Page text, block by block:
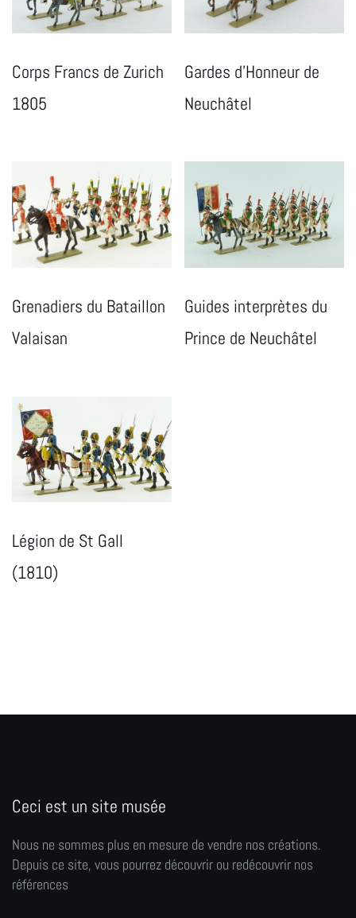
Corps Francs de Zurich
1805
Gardes d’Honneur de
Neuchâtel
Grenadiers du Bataillon
Valaisan
Guides interprètes du
Prince de Neuchâtel
Légion de St Gall
(1810)
Ceci est un site musée
Nous ne sommes plus en mesure de vendre nos créations.
Depuis ce site, vous pourrez découvrir ou redécouvrir nos
références